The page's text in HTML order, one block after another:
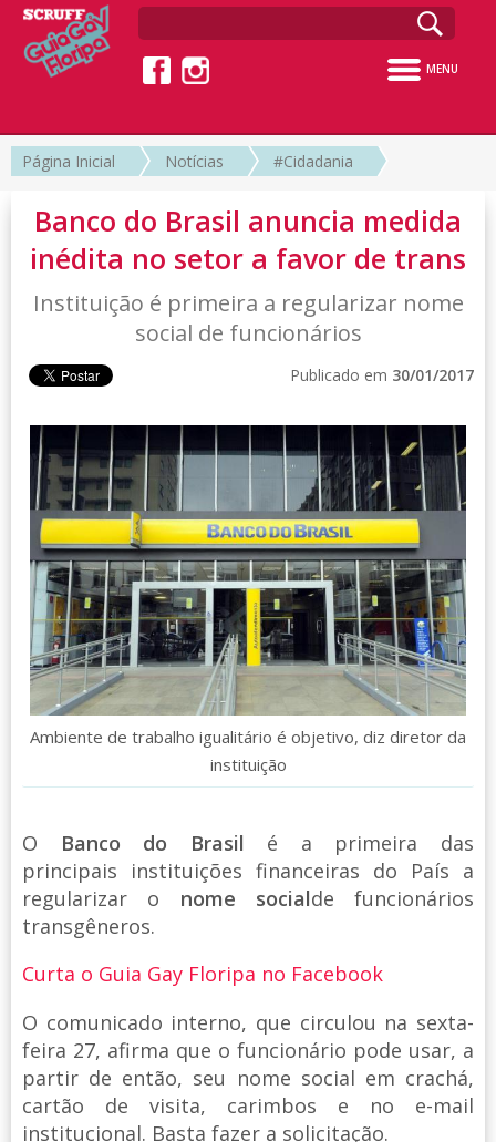
MENU
Página Inicial Notícias #Cidadania
Banco do Brasil anuncia medida
inédita no setor a favor de trans
Instituição é primeira a regularizar nome
social de funcionários
Publicado em 30/01/2017
Ambiente de trabalho igualitário é objetivo, diz diretor da
instituição
O Banco do Brasil é a primeira das
principais instituições financeiras do País a
regularizar o nome socialde funcionários
transgêneros.
Curta o Guia Gay Floripa no Facebook
O comunicado interno, que circulou na sexta-
feira 27, afirma que o funcionário pode usar, a
partir de então, seu nome social em crachá,
cartão de visita, carimbos e no e-mail
institucional. Basta fazer a solicitação.